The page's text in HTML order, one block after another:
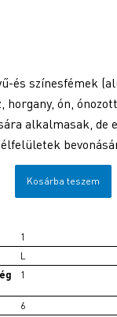
és színesfémek
horgany, ón,
alkalmasak, de
Kosárba teszem
1
L
1
6